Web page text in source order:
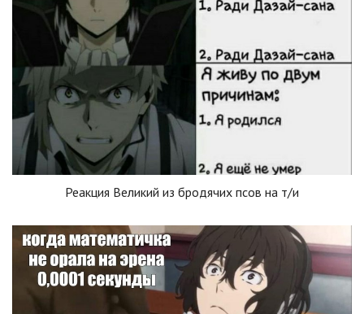
Реакция Великий из бродячих псов на т/и